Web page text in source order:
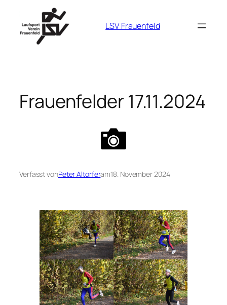
springen
LSV Frauenfeld
Frauenfelder 17.11.2024
Verfasst vonPeter Altorferam18. November 2024